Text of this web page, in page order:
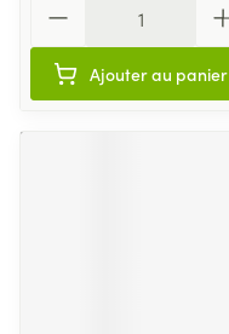
Ajouter au panier